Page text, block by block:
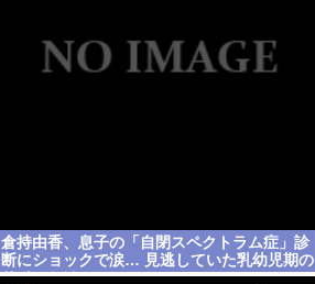
倉持由香、息子の「自閉スペクトラム症」診
断にショックで涙… 見逃していた乳幼児期の
サインとは